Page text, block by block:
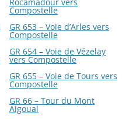
Compostelle
GR 653 – Voie d’Arles vers
Compostelle
GR 654 – Voie de Vézelay
vers Compostelle
GR 655 – Voie de Tours vers
Compostelle
GR 66 – Tour du Mont
Aigoual